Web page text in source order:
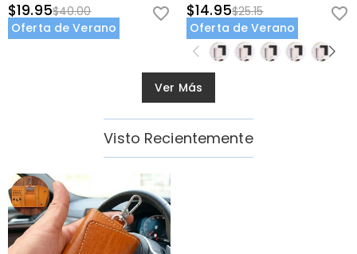
$19.95$40.00
Oferta de Verano
$14.95$25.15
Oferta de Verano
Ver Más
Visto Recientemente